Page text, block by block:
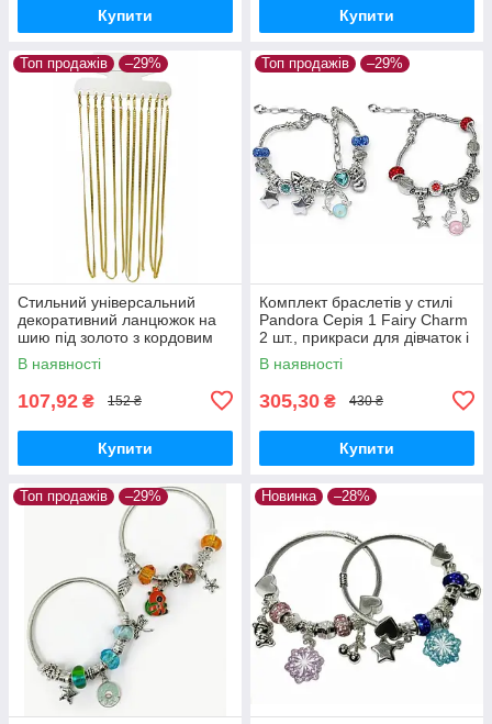
Купити Купити
Топ продажів –29%
Стильний універсальний
декоративний ланцюжок на
шию під золото з кордовим
плетінням, 43,5 см, 3 мм, 1
шт.
В наявності
107,92 ₴ 152 ₴
Купити
Топ продажів –29%
Комплект браслетів у стилі
Pandora Серія 1 Fairy Charm
2 шт., прикраси для дівчаток і
жінок
В наявності
305,30 ₴ 430 ₴
Купити
Топ продажів –29% Новинка –28%